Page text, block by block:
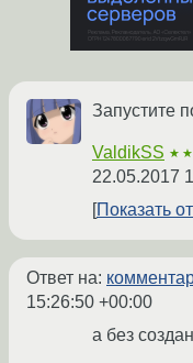
Запустите
ValdikSS
22.05.2017
Показать
Ответ на:
15:26:50 +00:00
а без